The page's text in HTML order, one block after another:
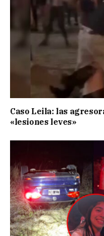
Caso Leila: las
«lesiones leves»